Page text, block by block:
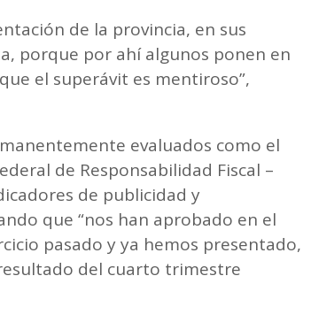
de la provincia, en sus
porque por ahí algunos ponen en
el superávit es mentiroso”,
evaluados como el
de Responsabilidad Fiscal –
de publicidad y
que “nos han aprobado en el
pasado y ya hemos presentado,
del cuarto trimestre